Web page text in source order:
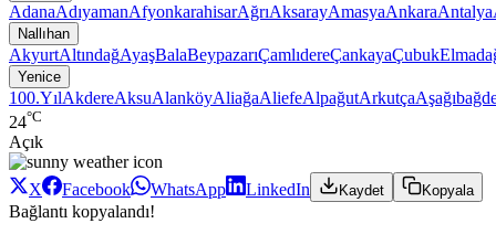
AdanaAdıyamanAfyonkarahisarAğrıAksarayAmasyaAnkaraAntalya
Nallıhan
AkyurtAltındağAyaşBalaBeypazarıÇamlıdereÇankayaÇubuk
Yenice
100.YılAkdereAksuAlanköyAliağaAliefeAlpağutArkutça
24°C
Açık
X Facebook WhatsApp LinkedIn Kaydet Kopyala
Bağlantı kopyalandı!